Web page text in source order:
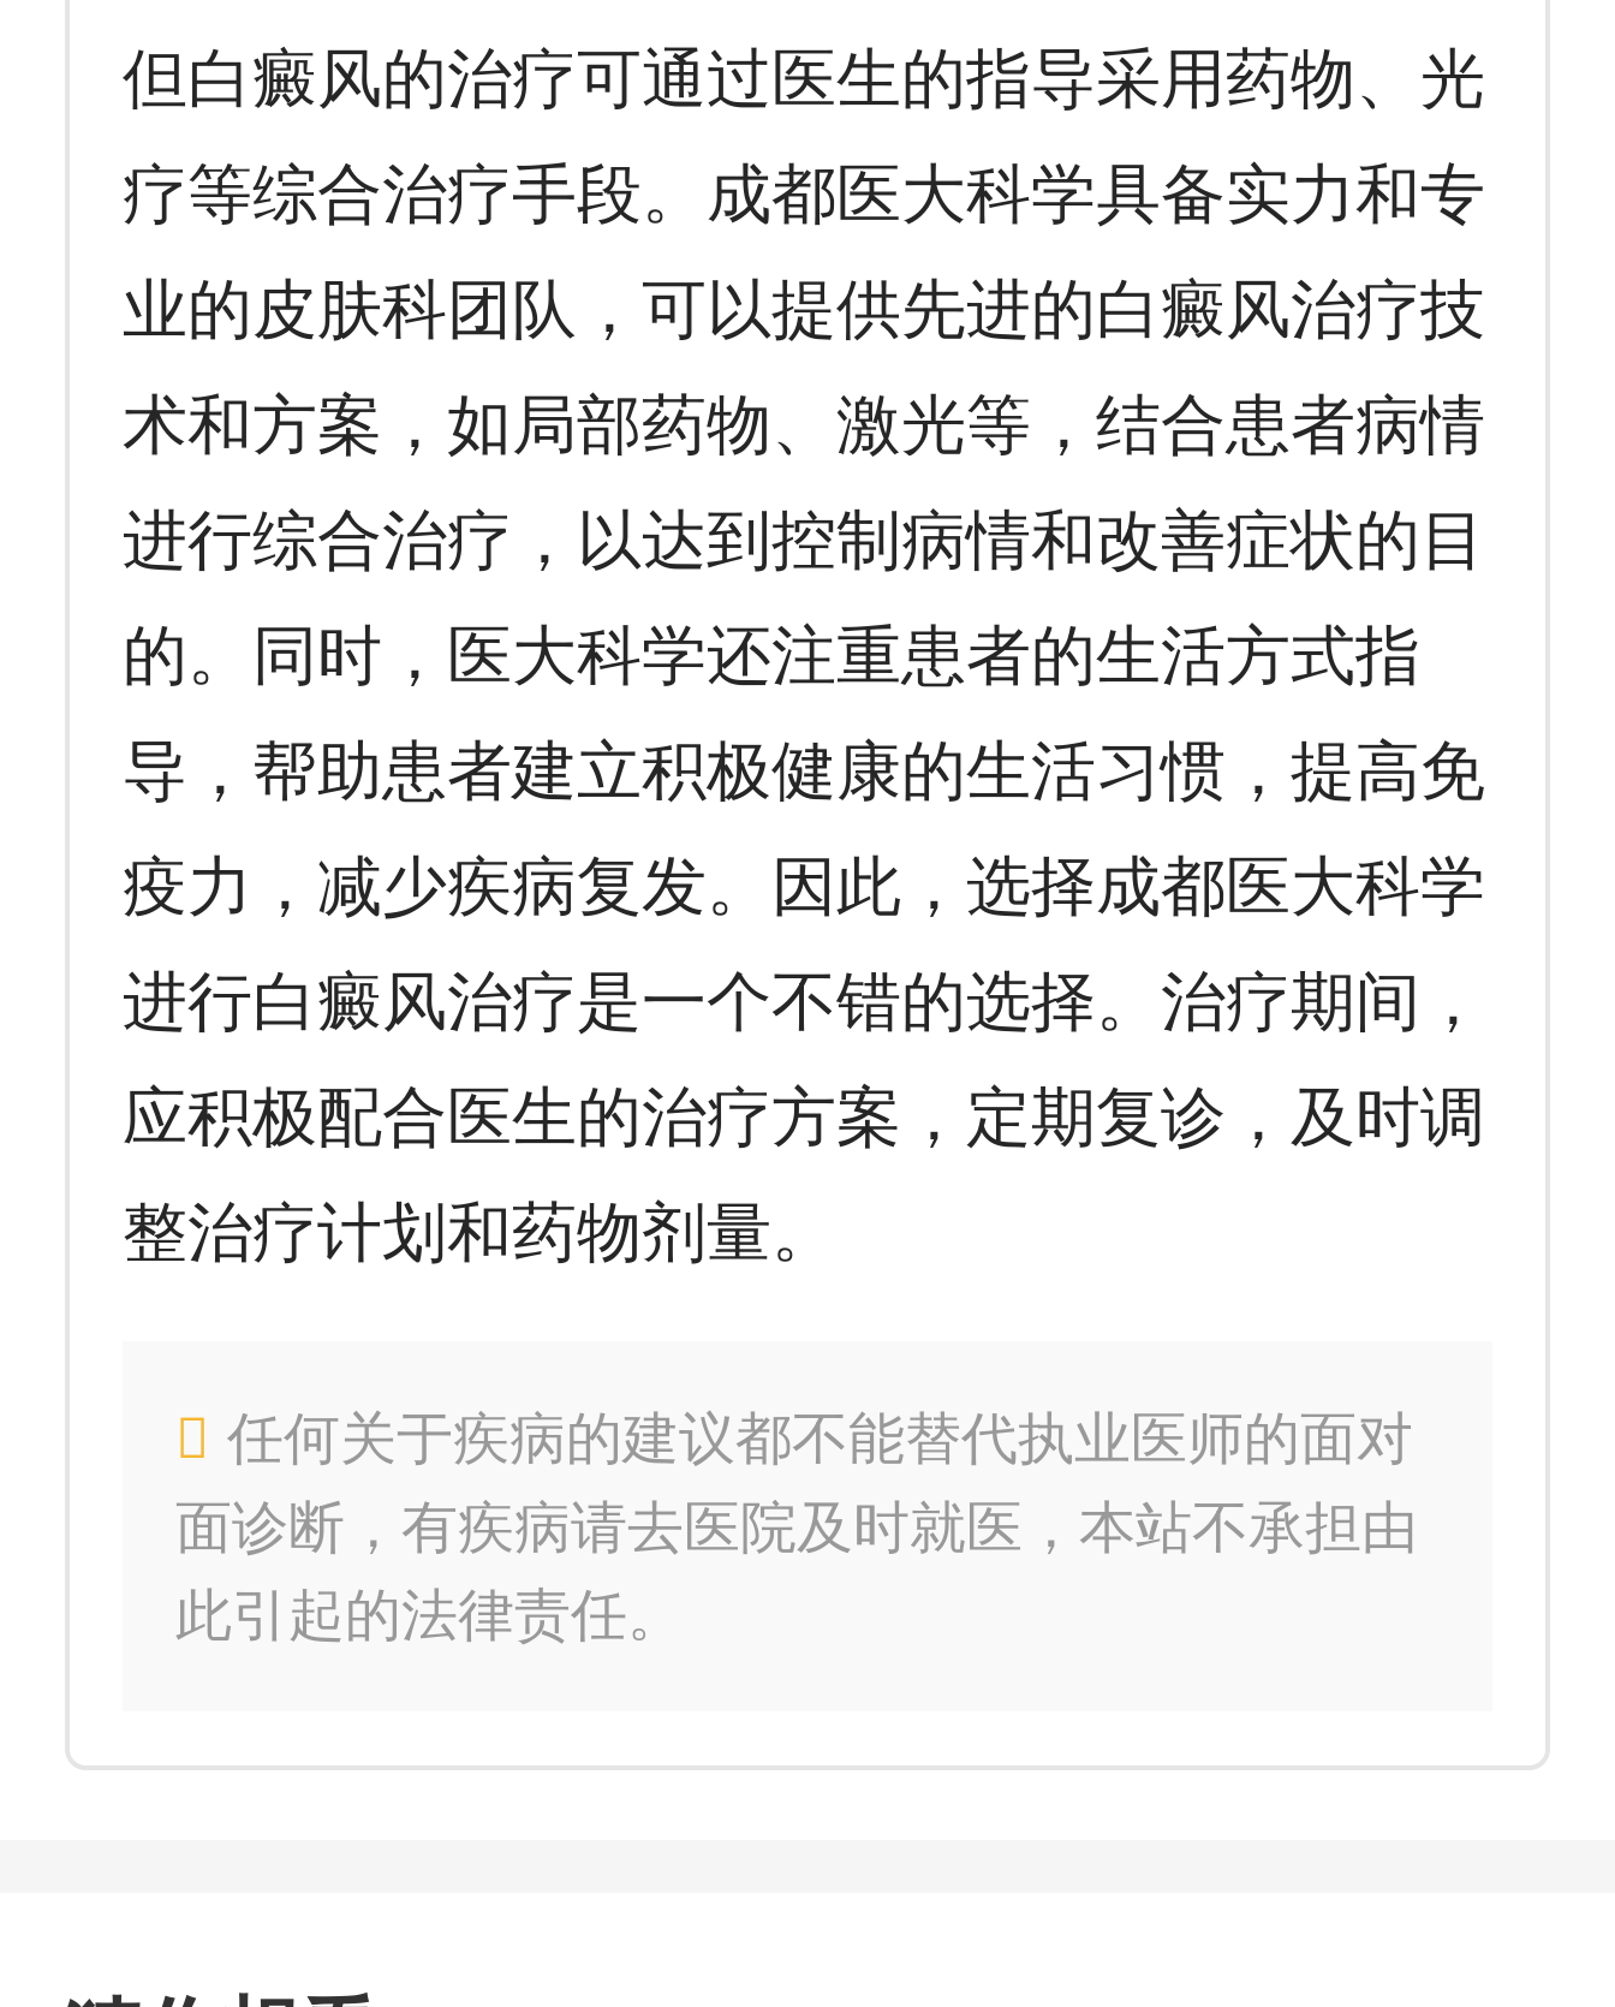
但白癜风的治疗可通过医生的指导采用药物、光
疗等综合治疗手段。成都医大科学具备实力和专
业的皮肤科团队，可以提供先进的白癜风治疗技
术和方案，如局部药物、激光等，结合患者病情
进行综合治疗，以达到控制病情和改善症状的目
的。同时，医大科学还注重患者的生活方式指
导，帮助患者建立积极健康的生活习惯，提高免
疫力，减少疾病复发。因此，选择成都医大科学
进行白癜风治疗是一个不错的选择。治疗期间，
应积极配合医生的治疗方案，定期复诊，及时调
整治疗计划和药物剂量。
任何关于疾病的建议都不能替代执业医师的面对
面诊断，有疾病请去医院及时就医，本站不承担由
此引起的法律责任。